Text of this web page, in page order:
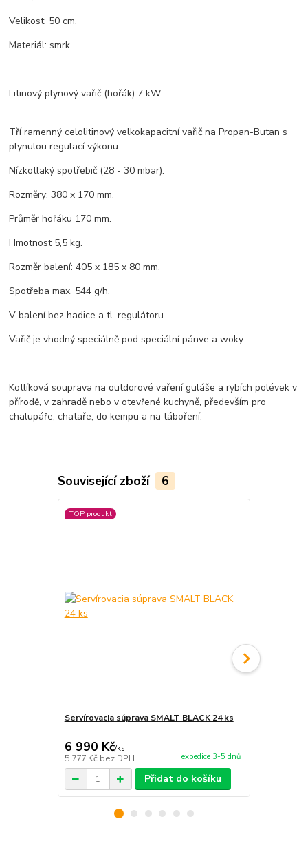
Velikost: 50 cm.
Materiál: smrk.
Litinový plynový vařič (hořák) 7 kW
Tří ramenný celolitinový velkokapacitní vařič na Propan-Butan s
plynulou regulací výkonu.
Nízkotlaký spotřebič (28 - 30 mbar).
Rozměry: 380 x 170 mm.
Průměr hořáku 170 mm.
Hmotnost 5,5 kg.
Rozměr balení: 405 x 185 x 80 mm.
Spotřeba max. 544 g/h.
V balení bez hadice a tl. regulátoru.
Vařič je vhodný speciálně pod speciální pánve a woky.
Kotlíková souprava na outdorové vaření guláše a rybích polévek v
přírodě, v zahradě nebo v otevřené kuchyně, především pro
chalupáře, chataře, do kempu a na táboření.
Související zboží 6
TOP produkt
Servírovacia súprava SMALT BLACK 24 ks
6 990 Kč/ks
5 777 Kč bez DPH expedice 3-5 dnů
Přidat do košíku